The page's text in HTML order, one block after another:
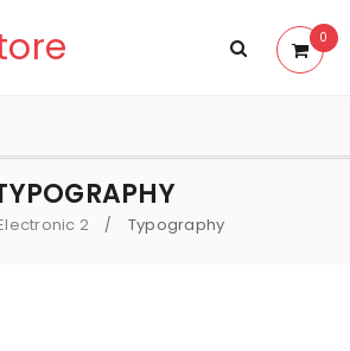
0
2 / Typography